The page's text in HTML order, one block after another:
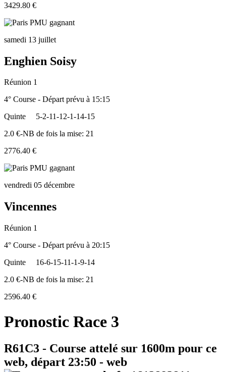
3429.80 €
samedi 13 juillet
Enghien Soisy
Réunion 1
4° Course - Départ prévu à 15:15
Quinte
5-2-11-12-1-14-15
2.0 €-NB de fois la mise: 21
2776.40 €
vendredi 05 décembre
Vincennes
Réunion 1
4° Course - Départ prévu à 20:15
Quinte
16-6-15-11-1-9-14
2.0 €-NB de fois la mise: 21
2596.40 €
Pronostic Race 3
R61C3 - Course attelé sur 1600m pour ce
web, départ 23:50 - web